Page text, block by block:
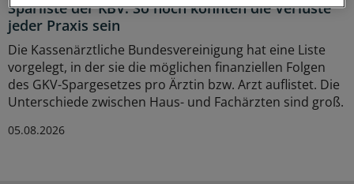
Sparliste der KBV: So hoch könnten die Verluste
jeder Praxis sein
Die Kassenärztliche Bundesvereinigung hat eine Liste
vorgelegt, in der sie die möglichen finanziellen Folgen
des GKV-Spargesetzes pro Ärztin bzw. Arzt auflistet. Die
Unterschiede zwischen Haus- und Fachärzten sind groß.
05.08.2026